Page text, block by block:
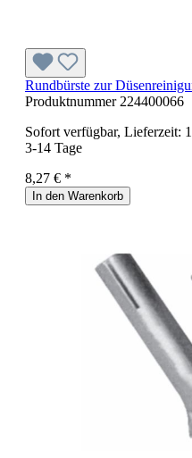
Rundbürste zur
Produktnummer 224400066
Sofort verfügbar, Lieferzeit:
3-14 Tage
8,27 € *
In den Warenkorb